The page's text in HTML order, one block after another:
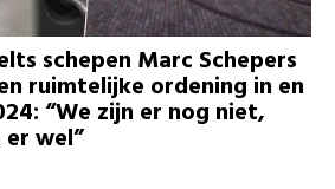
schepen Marc Schepers
ruimtelijke ordening in en
“We zijn er nog niet,
wel”